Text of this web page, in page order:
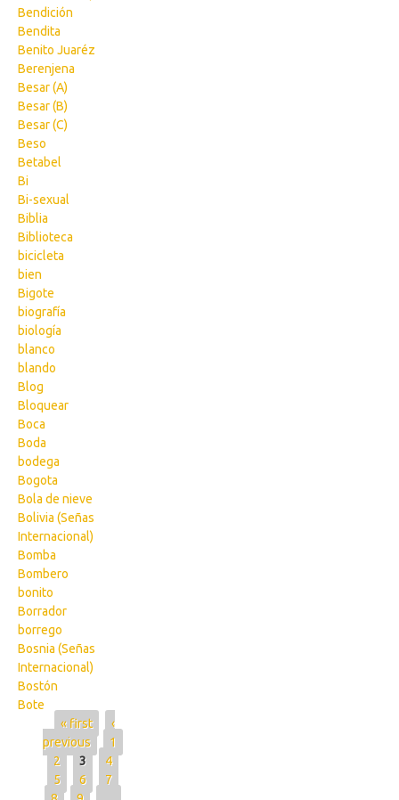
Bendición
Bendita
Benito Juaréz
Berenjena
Besar (A)
Besar (B)
Besar (C)
Beso
Betabel
Bi
Bi-sexual
Biblia
Biblioteca
bicicleta
bien
Bigote
biografía
biología
blanco
blando
Blog
Bloquear
Boca
Boda
bodega
Bogota
Bola de nieve
Bolivia (Señas
Internacional)
Bomba
Bombero
bonito
Borrador
borrego
Bosnia (Señas
Internacional)
Bostón
Bote
Pages« first
‹
previous
1
2
3
4
5
6
7